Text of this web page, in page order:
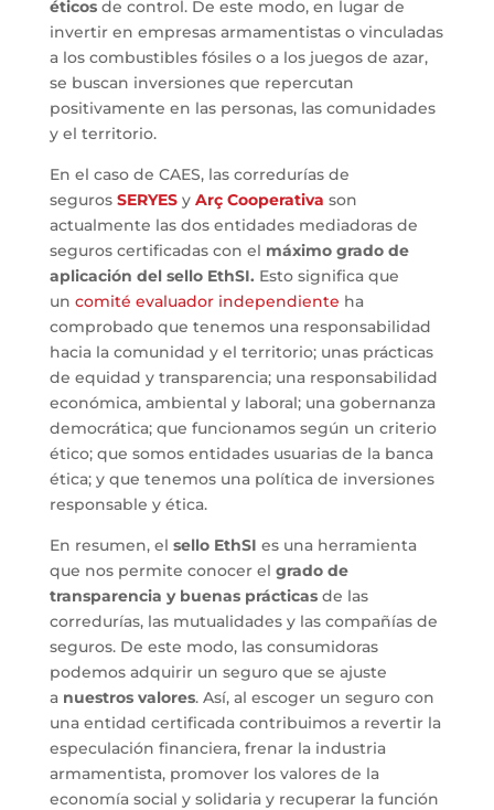
éticosde control. De este modo, en lugar de
invertir en empresas armamentistas o vinculadas
a los combustibles fósiles o a los juegos de azar,
se buscan inversiones que repercutan
positivamente en las personas, las comunidades
y el territorio.
En el caso de CAES, las corredurías de
seguros SERYES y Arç Cooperativa son
actualmente las dos entidades mediadoras de
seguros certificadas con el máximo grado de
aplicación del sello EthSI. Esto significa que
un comité evaluador independiente ha
comprobado que tenemos una responsabilidad
hacia la comunidad y el territorio; unas prácticas
de equidad y transparencia; una responsabilidad
económica, ambiental y laboral; una gobernanza
democrática; que funcionamos según un criterio
ético; que somos entidades usuarias de la banca
ética; y que tenemos una política de inversiones
responsable y ética.
En resumen, el sello EthSI es una herramienta
que nos permite conocer el grado de
transparencia y buenas prácticasde las
corredurías, las mutualidades y las compañías de
seguros. De este modo, las consumidoras
podemos adquirir un seguro que se ajuste
a nuestros valores. Así, al escoger un seguro con
una entidad certificada contribuimos a revertir la
especulación financiera, frenar la industria
armamentista, promover los valores de la
economía social y solidaria y recuperar la función